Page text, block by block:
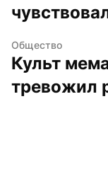
Общество
Культ
тревожил